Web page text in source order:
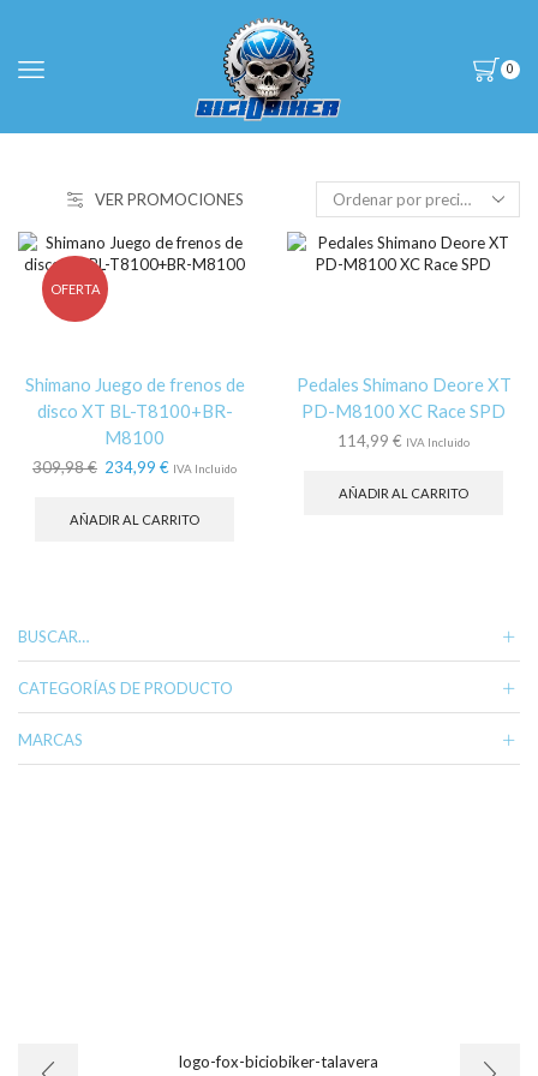
0
VER PROMOCIONES
OFERTA
Shimano Juego de frenos de
disco XT BL-T8100+BR-
M8100
309,98€ El
original
234,99 € El
actual
IVA Incluido
AÑADIR AL CARRITO
Pedales Shimano Deore XT
PD-M8100 XC Race SPD
114,99 € IVA Incluido
AÑADIR AL CARRITO
BUSCAR…
CATEGORÍAS DE PRODUCTO
MARCAS